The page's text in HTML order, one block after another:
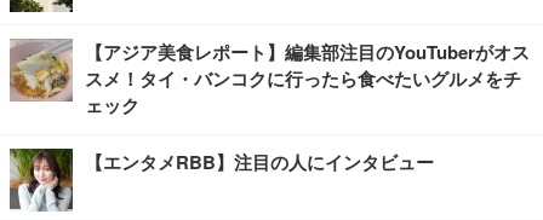
【アジア美食レポート】編集部注目のYouTuberがオス
スメ！タイ・バンコクに行ったら食べたいグルメをチ
ェック
【エンタメRBB】注目の人にインタビュー